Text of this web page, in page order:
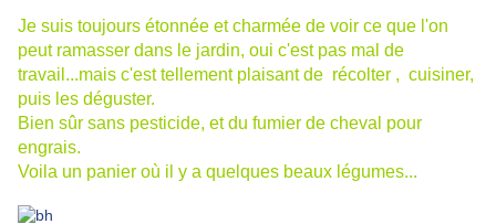
Je suis toujours étonnée et charmée de voir ce que l'on
peut ramasser dans le jardin, oui c'est pas mal de
travail...mais c'est tellement plaisant de récolter , cuisiner,
puis les déguster.
Bien sûr sans pesticide, et du fumier de cheval pour
engrais.
Voila un panier où il y a quelques beaux légumes...